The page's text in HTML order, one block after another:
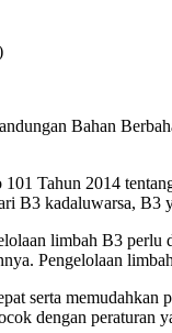
Bahan
Tahun 2014
B3 kadaluwarsa,
limbah B3
Pengelolaan
serta
dengan